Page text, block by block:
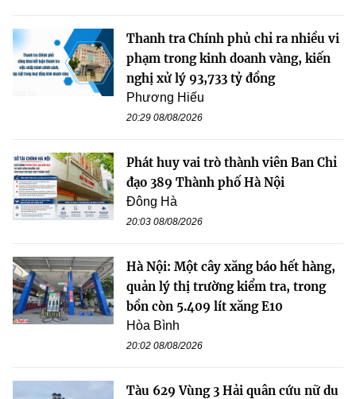
Thanh tra Chính phủ chỉ ra nhiều vi
phạm trong kinh doanh vàng, kiến
nghị xử lý 93,733 tỷ đồng
Phương Hiếu
20:29 08/08/2026
Phát huy vai trò thành viên Ban Chỉ
đạo 389 Thành phố Hà Nội
Đông Hà
20:03 08/08/2026
Hà Nội: Một cây xăng báo hết hàng,
quản lý thị trường kiểm tra, trong
bồn còn 5.409 lít xăng E10
Hòa Bình
20:02 08/08/2026
Tàu 629 Vùng 3 Hải quân cứu nữ du